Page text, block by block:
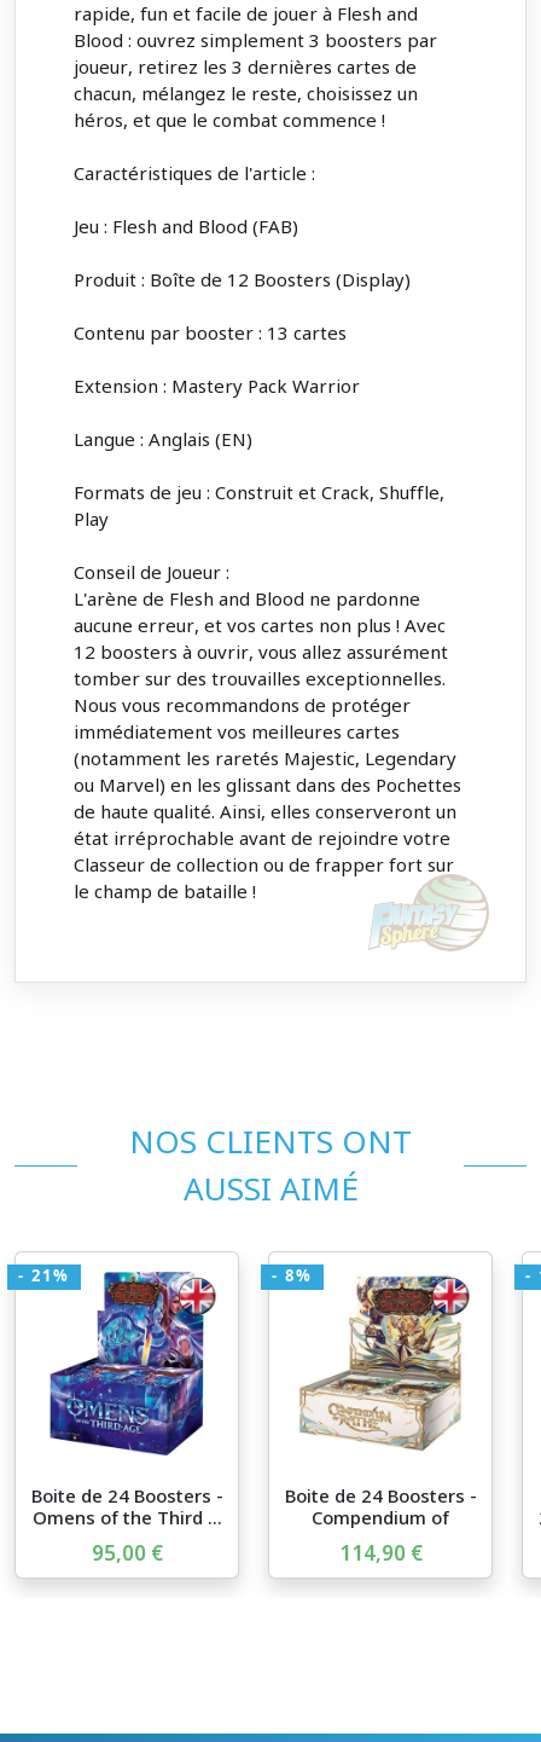
rapide, fun et facile de jouer à Flesh and
Blood : ouvrez simplement 3 boosters par
joueur, retirez les 3 dernières cartes de
chacun, mélangez le reste, choisissez un
héros, et que le combat commence !
Caractéristiques de l'article :
Jeu : Flesh and Blood (FAB)
Produit : Boîte de 12 Boosters (Display)
Contenu par booster : 13 cartes
Extension : Mastery Pack Warrior
Langue : Anglais (EN)
Formats de jeu : Construit et Crack, Shuffle,
Play
Conseil de Joueur :
L'arène de Flesh and Blood ne pardonne
aucune erreur, et vos cartes non plus ! Avec
12 boosters à ouvrir, vous allez assurément
tomber sur des trouvailles exceptionnelles.
Nous vous recommandons de protéger
immédiatement vos meilleures cartes
(notamment les raretés Majestic, Legendary
ou Marvel) en les glissant dans des Pochettes
de haute qualité. Ainsi, elles conserveront un
état irréprochable avant de rejoindre votre
Classeur de collection ou de frapper fort sur
le champ de bataille !
NOS CLIENTS ONT
AUSSI AIMÉ
- 21%
Boite de 24 Boosters -
Omens of the Third ...
95,00 €
- 8%
Boite de 24 Boosters -
Compendium of
Rathe...
114,90 €
-